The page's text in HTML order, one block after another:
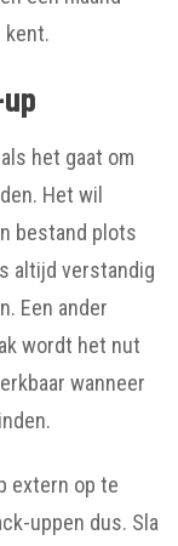
kent.
het gaat om
Het wil
bestand plots
altijd verstandig
Een ander
wordt het nut
wanneer
extern op te
uppen dus. Sla